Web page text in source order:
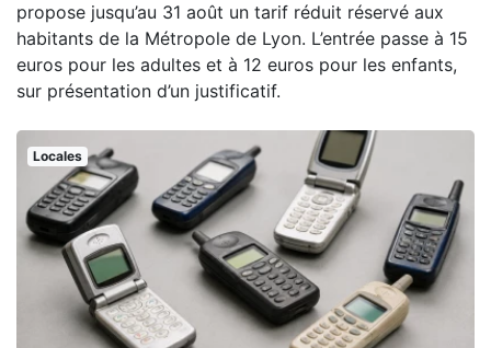
propose jusqu’au 31 août un tarif réduit réservé aux
habitants de la Métropole de Lyon. L’entrée passe à 15
euros pour les adultes et à 12 euros pour les enfants,
sur présentation d’un justificatif.
Locales